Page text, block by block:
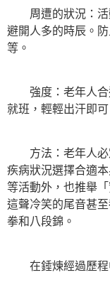
周遭的狀況：活
避開人多的時辰。
等。
強度：老年人合
就班，輕輕出汗即可
方法：老年人必
疾病狀況選擇合適
等活動外，也推舉
這聲冷笑的尾音甚
拳和八段錦。
在錘煉經過歷程